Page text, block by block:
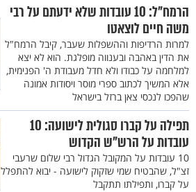
הרמח"ל: 10 עובדות שלא ידעתם על רבי
משה חיים לוצאטו
למרות הרדיפות וההשפלות שעבר, קיבל הרמח"ל
את הדין באהבה ובענווה מופלגת. הוא לא יצא
למלחמה על כבודו ולא חדל מעבודת ה' הפנימית,
אלא המשיך לכתוב ספרי מוסר ויסודות אמונה
שהפכו לנכסי צאן ברזל בישראל
תפילה על קברו סגולית לישועה: 10
עובדות על הרש"ש הקדוש
10 עובדות על המקובל הגדול רבי שלום שרעבי
זצ"ל, שהבטיח שמי שזקוק לישועה - יבוא להתפלל
על קברו, ותפילתו תתקבל